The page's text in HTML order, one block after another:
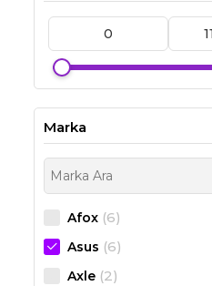
Marka
Afox (6)
Asus (6)
Axle (2)